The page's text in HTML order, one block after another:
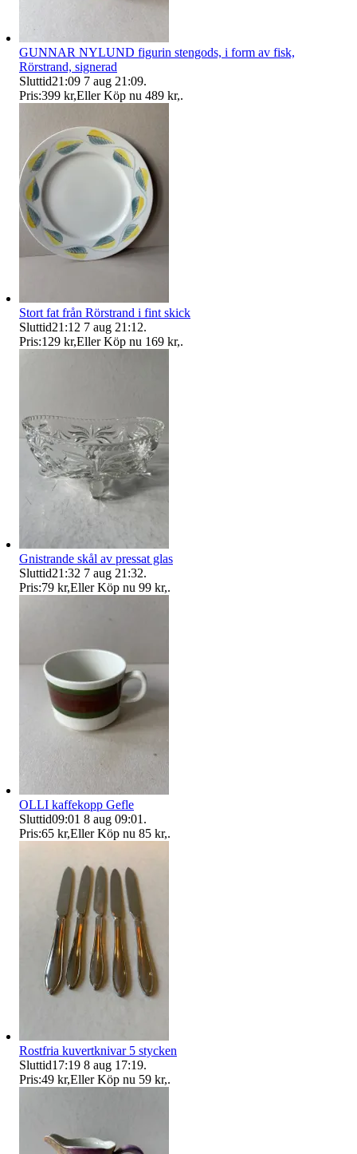
GUNNAR NYLUND figurin stengods, i form av fisk,
Rörstrand, signerad
Sluttid21:09 7 aug 21:09.
Pris:399 kr,Eller Köp nu 489 kr,.
Stort fat från Rörstrand i fint skick
Sluttid21:12 7 aug 21:12.
Pris:129 kr,Eller Köp nu 169 kr,.
Gnistrande skål av pressat glas
Sluttid21:32 7 aug 21:32.
Pris:79 kr,Eller Köp nu 99 kr,.
OLLI kaffekopp Gefle
Sluttid09:01 8 aug 09:01 .
Pris:65 kr,Eller Köp nu 85 kr,.
Rostfria kuvertknivar 5 stycken
Sluttid17:19 8 aug 17:19.
Pris:49 kr,Eller Köp nu 59 kr,.